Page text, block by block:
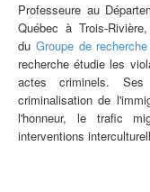
Professeure au
Québec à Trois-
du Groupe de
recherche étudieles
actes criminels.
criminalisation de
l'honneur, le trafic
interventions